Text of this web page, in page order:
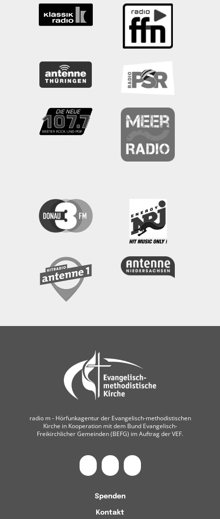
radio m ‐ Hörfunkagentur der Evangelisch-methodistischen
Kirche in Kooperation mit dem Bund Evangelisch-
Freikirchlicher Gemeinden (BEFG) im Auftrag der VEF.
Spenden
Kontakt